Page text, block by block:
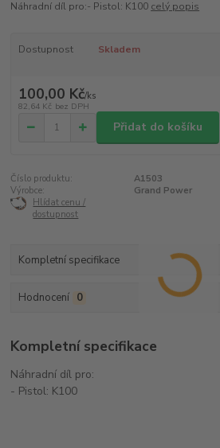
Náhradní díl pro:- Pistol: K100 celý popis
Dostupnost Skladem
100,00 Kč/ks
82,64 Kč bez DPH
Přidat do košíku
Číslo produktu:
A1503
Výrobce:
Grand Power
Hlídat cenu /
dostupnost
Kompletní specifikace
Hodnocení 0
Kompletní specifikace
Náhradní díl pro:
- Pistol: K100